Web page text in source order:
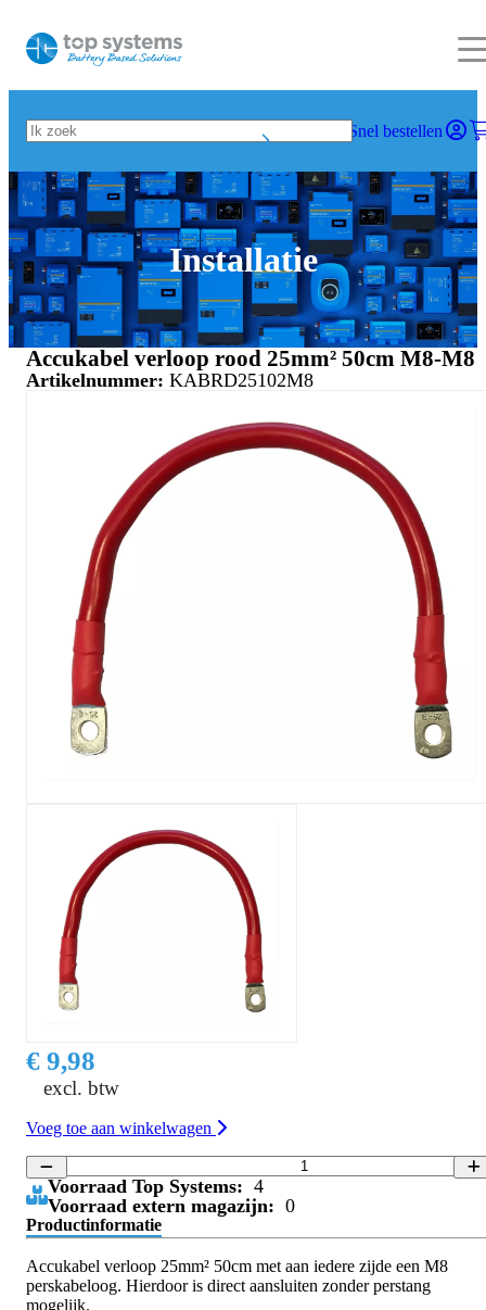
Snel bestellen
Installatie
Accukabel verloop rood 25mm² 50cm M8-M8
Artikelnummer: KABRD25102M8
€ 9,98
excl. btw
Voeg toe aan winkelwagen
Voorraad Top Systems: 4
Voorraad extern magazijn: 0
Productinformatie
Accukabel verloop 25mm² 50cm met aan iedere zijde een M8
perskabeloog. Hierdoor is direct aansluiten zonder perstang
mogelijk.